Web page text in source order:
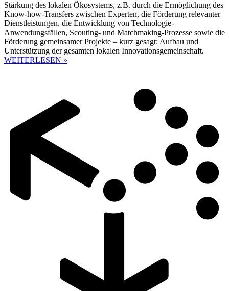
Stärkung des lokalen Ökosystems, z.B. durch die Ermöglichung des
Know-how-Transfers zwischen Experten, die Förderung relevanter
Dienstleistungen, die Entwicklung von Technologie-
Anwendungsfällen, Scouting- und Matchmaking-Prozesse sowie die
Förderung gemeinsamer Projekte – kurz gesagt: Aufbau und
Unterstützung der gesamten lokalen Innovationsgemeinschaft.
WEITERLESEN »